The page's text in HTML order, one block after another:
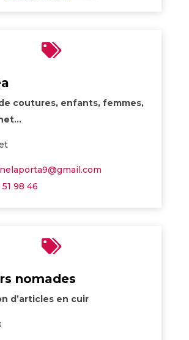

coutures, enfants, femmes,
98 46

nomades
d’articles en cuir